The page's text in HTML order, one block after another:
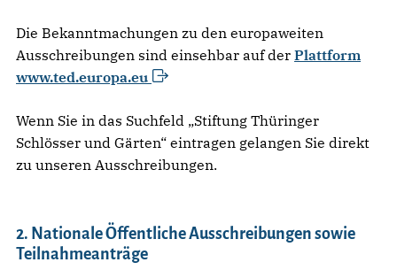
Die Bekanntmachungen zu den europaweiten
Ausschreibungen sind einsehbar auf der Plattform
www.ted.europa.eu
Wenn Sie in das Suchfeld „Stiftung Thüringer
Schlösser und Gärten“ eintragen gelangen Sie direkt
zu unseren Ausschreibungen.
2. Nationale Öffentliche Ausschreibungen sowie
Teilnahmeanträge